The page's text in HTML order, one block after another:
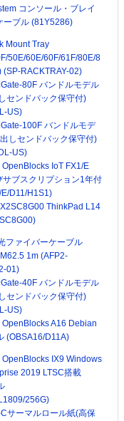
コンソール・ブレイ
ーブル (81Y5286)
Mount Tray
50E/60E/60F/61F/80E/8
(SP-RACKTRAY-02)
80F バンドルモデル
センドバック保守付)
US)
100F バンドルモデ
しセンドバック保守付)
US)
OpenBlocks IoT FX1/E
サブスクリプション1年付
D11/H1S1)
ThinkPad L14
ファイバーケーブル
1m (AFP2-
01)
40F バンドルモデル
センドバック保守付)
US)
OpenBlocks A16 Debian
(OBSA16/D11A)
OpenBlocks IX9 Windows
2019 LTSC搭載
256G)
サーマルロール紙(高保